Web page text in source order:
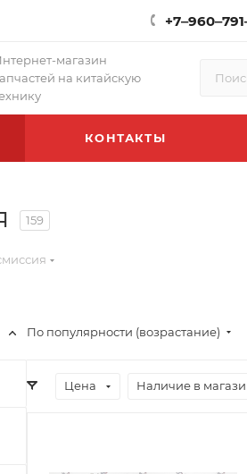
магазин
на китайскую
КОНТАКТЫ
159
По популярности (возрастание)
Цена Наличие в